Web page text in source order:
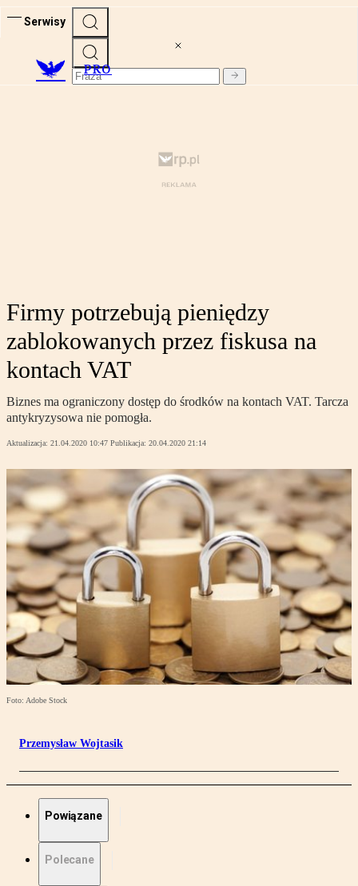
Serwisy
PRO
Firmy potrzebują pieniędzy
zablokowanych przez fiskusa na
kontach VAT
Biznes ma ograniczony dostęp do środków na kontach VAT. Tarcza
antykryzysowa nie pomogła.
Aktualizacja: 21.04.2020 10:47 Publikacja: 20.04.2020 21:14
Foto: Adobe Stock
Przemysław Wojtasik
Powiązane
Polecane